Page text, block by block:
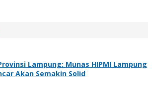
Lampung: Munas HIPMI Lampung
Akan Semakin Solid